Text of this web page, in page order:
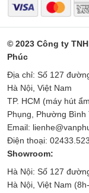
© 2023 Công ty
Phúc
Địa chỉ: Số 127
Hà Nội, Việt Nam
TP. HCM (máy hút
Phụng, Phường Bình
Email:
Điện thoại:
Showroom:
Hà Nội: Số 127
Hà Nội, Việt Nam